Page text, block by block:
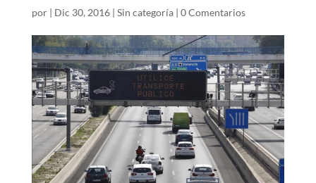
por | Dic 30, 2016| Sin categoría| 0 Comentarios